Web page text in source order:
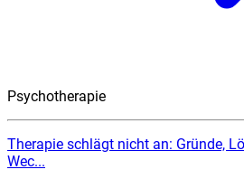
Psychotherapie
Therapie schlägt nicht an: Gründe,
Wec...